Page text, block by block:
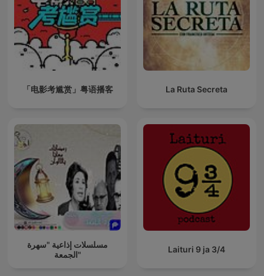
「电影考尴赏」粤语播客 La Ruta Secreta
مسلسلات إذاعية "سهرة
الجمعة"
Laituri 9 ja 3/4